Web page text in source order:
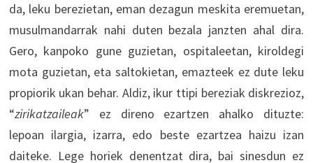
da, leku berezietan, eman dezagun meskita eremuetan,
musulmandarrak nahi duten bezala janzten ahal dira.
Gero, kanpoko gune guzietan, ospitaleetan, kiroldegi
mota guzietan, eta saltokietan, emazteek ez dute leku
propiorik ukan behar. Aldiz, ikur ttipi bereziak diskrezioz,
“zirikatzaileak” ez direno ezartzen ahalko dituzte:
lepoan ilargia, izarra, edo beste ezartzea haizu izan
daiteke. Lege horiek denentzat dira, bai sinesdun ez